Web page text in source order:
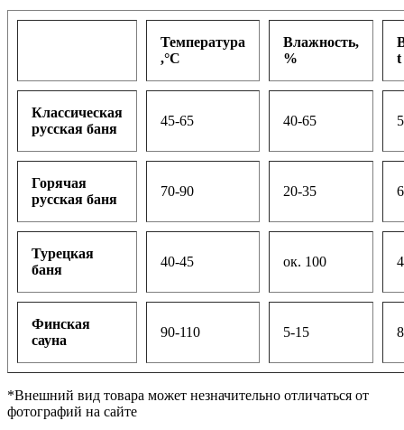
Температура
,°С
Влажность,
%
t
Классическая
русская баня
45-65 40-65
Горячая
русская баня
70-90 20-35
Турецкая
баня
40-45 ок. 100
Финская
сауна
90-110 5-15
*Внешний вид товара может незначительно отличаться от
фотографий на сайте